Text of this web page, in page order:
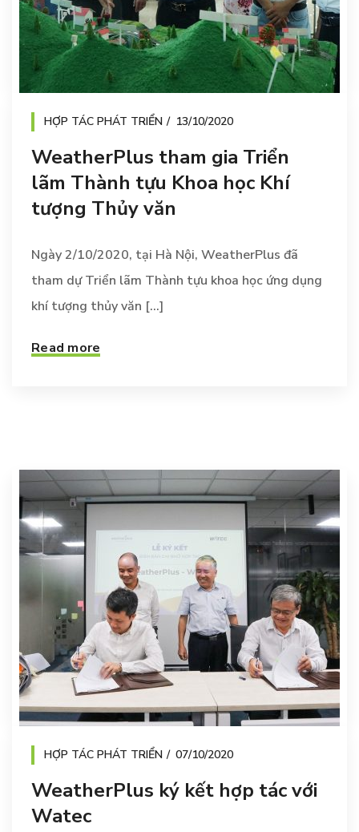
HỢP TÁC PHÁT TRIỂN 13/10/2020
WeatherPlus tham gia Triển
lãm Thành tựu Khoa học Khí
tượng Thủy văn
Ngày 2/10/2020, tại Hà Nội, WeatherPlus đã
tham dự Triển lãm Thành tựu khoa học ứng dụng
khí tượng thủy văn [...]
Read more
HỢP TÁC PHÁT TRIỂN 07/10/2020
WeatherPlus ký kết hợp tác với
Watec